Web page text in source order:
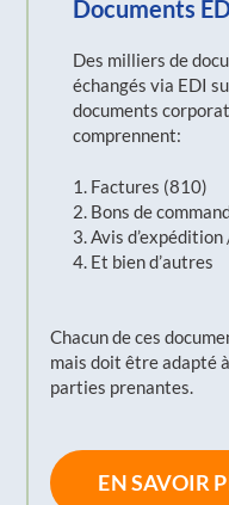
Documents
Des milliers de
échangés via EDI
documents
comprennent:
1. Factures (810)
2. Bons de
3. Avis
4. Et bien d’autres
Chacun de ces
mais doit être adapté
parties prenantes.
EN SAVOIR